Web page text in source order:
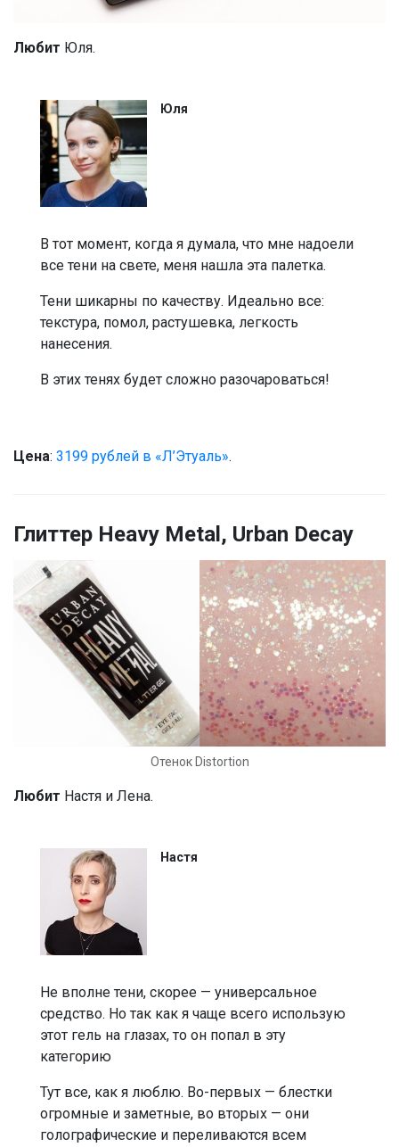
Любит Юля.
Юля
В тот момент, когда я думала, что мне надоели
все тени на свете, меня нашла эта палетка.
Тени шикарны по качеству. Идеально все:
текстура, помол, растушевка, легкость
нанесения.
В этих тенях будет сложно разочароваться!
Цена: 3199 рублей в «Л’Этуаль».
Глиттер Heavy Metal, Urban Decay
Отенок Distortion
Любит Настя и Лена.
Настя
Не вполне тени, скорее — универсальное
средство. Но так как я чаще всего использую
этот гель на глазах, то он попал в эту
категорию
Тут все, как я люблю. Во-первых — блестки
огромные и заметные, во вторых — они
голографические и переливаются всем